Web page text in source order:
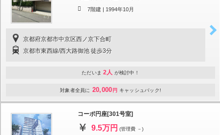
7階建 | 1994年10月
京都府京都市中京区西ノ京下合町
京都市東西線/西大路御池 徒歩3分
ただいま 2人 が検討中！
対象者全員に 20,000 円 キャッシュバック!
コーポ円座[301号室]
9.5万円 (管理費 －)